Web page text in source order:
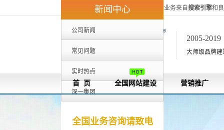
深一集团40%的客户来自外地，80%的业务来自搜索引擎和
2005-
大师级品牌建
首 页 全国网站建设 营销推广
新闻中心
公司新闻
常见问题
实时热点
深一集团
全国业务咨询请致电